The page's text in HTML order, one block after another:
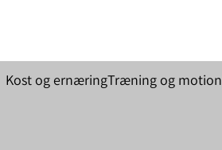
Kost og ernæringTræning og motion